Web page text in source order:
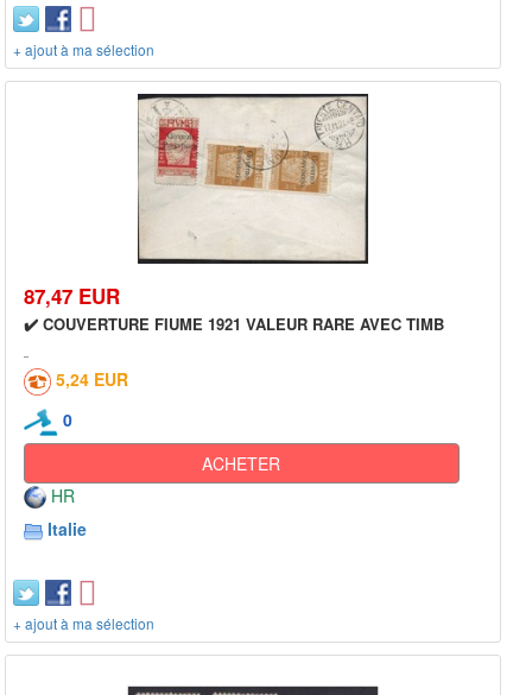
+ ajout à ma sélection
87,47 EUR
✔️ COUVERTURE FIUME 1921 VALEUR RARE AVEC TIMB
5,24 EUR
0
ACHETER
HR
Italie
+ ajout à ma sélection